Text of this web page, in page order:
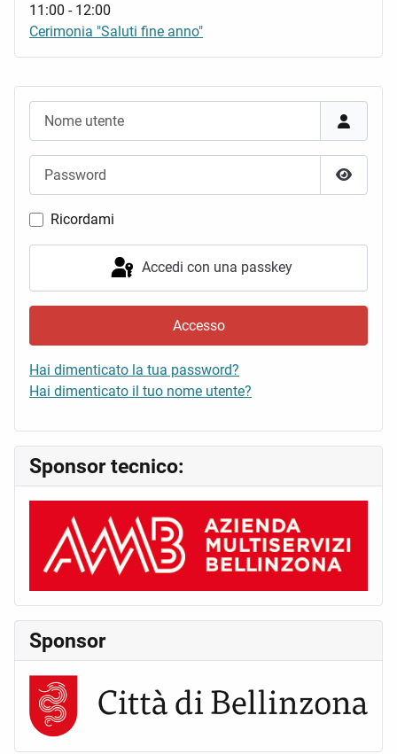
Mostra
Ricordami
Accedi con una passkey
Accesso
Hai dimenticato la tua password?
Hai dimenticato il tuo nome utente?
Sponsor tecnico:
Sponsor
11:00 - 12:00
Cerimonia "Saluti fine anno"